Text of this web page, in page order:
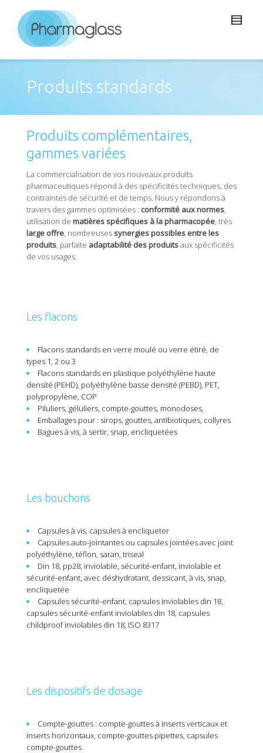
Produits standards
Produits complémentaires,
gammes variées
La commercialisation de vos nouveaux produits
pharmaceutiques répond à des spécificités techniques, des
contraintes de sécurité et de temps. Nous y répondons à
travers des gammes optimisées : conformité aux normes,
utilisation de matières spécifiques à la pharmacopée, très
large offre, nombreusessynergies possibles entre les
produits, parfaite adaptabilité des produitsaux spécificités
de vos usages.
Les flacons
Flacons standards en verre moulé ou verre étiré, de
types 1, 2 ou 3
Flacons standards en plastique polyéthylène haute
densité (PEHD), polyéthylène basse densité (PEBD), PET,
polypropylène, COP
Piluliers, géluliers, compte-gouttes, monodoses,
Emballages pour : sirops, gouttes, antibiotiques, collyres
Bagues à vis, à sertir, snap, encliquetées
Les bouchons
Capsules à vis, capsules à encliqueter
Capsules auto-jointantes ou capsules jointées avec joint
polyéthylène, téflon, saran, triseal
Din 18, pp28, inviolable, sécurité-enfant, inviolable et
sécurité-enfant, avec déshydratant, dessicant, à vis, snap,
encliquetée
Capsules sécurité-enfant, capsules inviolables din 18,
capsules sécurité-enfant inviolables din 18, capsules
childproof inviolables din 18, ISO 8317
Les dispositifs de dosage
Compte-gouttes : compte-gouttes à inserts verticaux et
inserts horizontaux, compte-gouttes pipettes, capsules
compte-gouttes